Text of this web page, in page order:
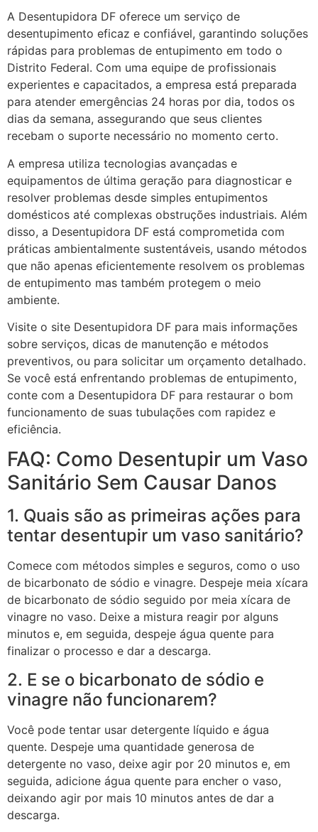
A Desentupidora DF oferece um serviço de
desentupimento eficaz e confiável, garantindo soluções
rápidas para problemas de entupimento em todo o
Distrito Federal. Com uma equipe de profissionais
experientes e capacitados, a empresa está preparada
para atender emergências 24 horas por dia, todos os
dias da semana, assegurando que seus clientes
recebam o suporte necessário no momento certo.
A empresa utiliza tecnologias avançadas e
equipamentos de última geração para diagnosticar e
resolver problemas desde simples entupimentos
domésticos até complexas obstruções industriais. Além
disso, a Desentupidora DF está comprometida com
práticas ambientalmente sustentáveis, usando métodos
que não apenas eficientemente resolvem os problemas
de entupimento mas também protegem o meio
ambiente.
Visite o site Desentupidora DF para mais informações
sobre serviços, dicas de manutenção e métodos
preventivos, ou para solicitar um orçamento detalhado.
Se você está enfrentando problemas de entupimento,
conte com a Desentupidora DF para restaurar o bom
funcionamento de suas tubulações com rapidez e
eficiência.
FAQ: Como Desentupir um Vaso
Sanitário Sem Causar Danos
1. Quais são as primeiras ações para
tentar desentupir um vaso sanitário?
Comece com métodos simples e seguros, como o uso
de bicarbonato de sódio e vinagre. Despeje meia xícara
de bicarbonato de sódio seguido por meia xícara de
vinagre no vaso. Deixe a mistura reagir por alguns
minutos e, em seguida, despeje água quente para
finalizar o processo e dar a descarga.
2. E se o bicarbonato de sódio e
vinagre não funcionarem?
Você pode tentar usar detergente líquido e água
quente. Despeje uma quantidade generosa de
detergente no vaso, deixe agir por 20 minutos e, em
seguida, adicione água quente para encher o vaso,
deixando agir por mais 10 minutos antes de dar a
descarga.